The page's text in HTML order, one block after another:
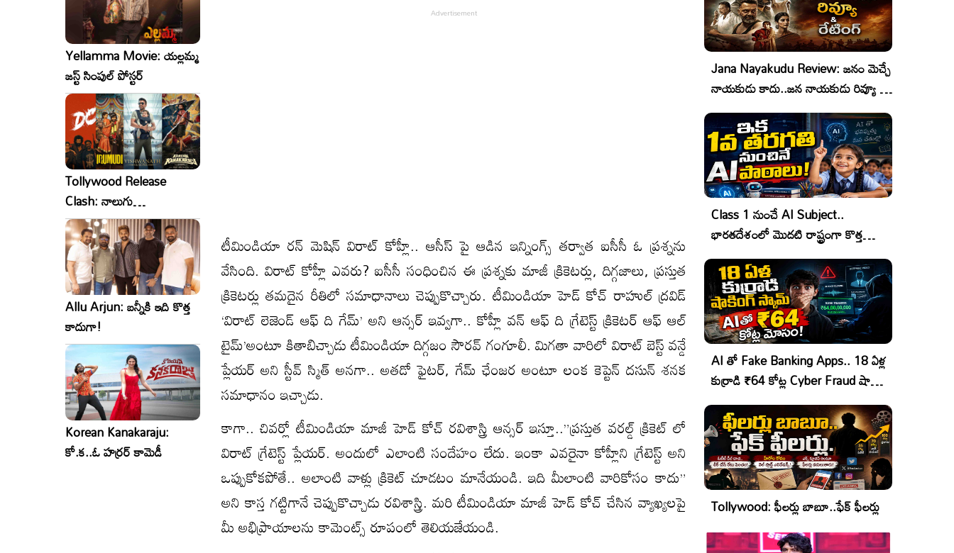
Yellamma Movie: యల్లమ్మ
జస్ట్ సింపుల్ పోస్టర్
Tollywood Release
Clash: నాలుగు
సినిమాలు..ఒకేసారి..ఎందుకో?
Allu Arjun: బన్నీకి ఇది కొత్త
కాదుగా!
Korean Kanakaraju:
కో.క..ఓ హర్రర్ కామెడీ
టీమిండియా రన్ మెషిన్ విరాట్ కోహ్లీ.. ఆసీస్ పై ఆడిన ఇన్నింగ్స్ తర్వాత ఐసీసీ ఓ ప్రశ్నను
వేసింది. విరాట్ కోహ్లీ ఎవరు? ఐసీసీ సంధించిన ఈ ప్రశ్నకు మాజీ క్రికెటర్లు, దిగ్గజాలు, ప్రస్తుత
క్రికెటర్లు తమదైన రీతిలో సమాధానాలు చెప్పుకొచ్చారు. టీమిండియా హెడ్ కోచ్ రాహుల్ ద్రవిడ్
‘విరాట్ లెజెండ్ ఆఫ్ ది గేమ్’ అని ఆన్సర్ ఇవ్వగా.. కోహ్లీ వన్ ఆఫ్ ది గ్రేటెస్ట్ క్రికెటర్ ఆఫ్ ఆల్
టైమ్’అంటూ కితాబిచ్చాడు టీమిండియా దిగ్గజం సౌరవ్ గంగూలీ. మిగతా వారిలో విరాట్ బెస్ట్ వన్డే
ప్లేయర్ అని స్టీవ్ స్మిత్ అనగా.. అతడో ఫైటర్, గేమ్ ఛేంజర అంటూ లంక కెప్టెన్ దసున్ శనక
సమాధానం ఇచ్చాడు.
కాగా.. చివర్లో టీమిండియా మాజీ హెడ్ కోచ్ రవిశాస్త్రి ఆన్సర్ ఇస్తూ..”ప్రస్తుత వరల్డ్ క్రికెట్ లో
విరాట్ గ్రేటెస్ట్ ప్లేయర్. అందులో ఎలాంటి సందేహం లేదు. ఇంకా ఎవరైనా కోహ్లీని గ్రేటెస్ట్ అని
ఒప్పుకోకపోతే.. అలాంటి వాళ్లు క్రికెట్ చూడటం మానేయండి. ఇది మీలాంటి వారికోసం కాదు”
అని కాస్త గట్టిగానే చెప్పుకొచ్చాడు రవిశాస్త్రి. మరి టీమిండియా మాజీ హెడ్ కోచ్ చేసిన వ్యాఖ్యలపై
మీ అభిప్రాయాలను కామెంట్స్ రూపంలో తెలియజేయండి.
Jana Nayakudu Review: జనం మెచ్చే
నాయకుడు కాదు..జన నాయకుడు రివ్యూ &
రేటింగ్!
Class 1 నుంచే AI Subject..
భారతదేశంలో మొదటి రాష్ట్రంగా కొత్త
చరిత్ర!
AI తో Fake Banking Apps.. 18 ఏళ్ల
కుర్రాడి ₹64 కోట్ల Cyber Fraud షాకింగ్
ఆపరేషన్!
Tollywood: ఫీలర్లు బాబూ..ఫేక్ ఫీలర్లు